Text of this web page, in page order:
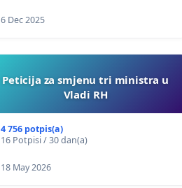
6 Dec 2025
Peticija za smjenu tri ministra u
Vladi RH
4 756 potpis(a)
16 Potpisi / 30 dan(a)
18 May 2026